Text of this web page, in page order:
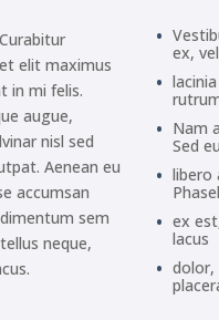
elit maximus
in mi felis.
augue,
nisl sed
Aenean eu
accumsan
sem
neque,
ex, vel
Nam
Sed eu
libero
ex
lacus
dolor,